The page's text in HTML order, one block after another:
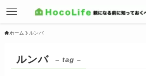
ホーム ルンバ
ルンバ – tag –